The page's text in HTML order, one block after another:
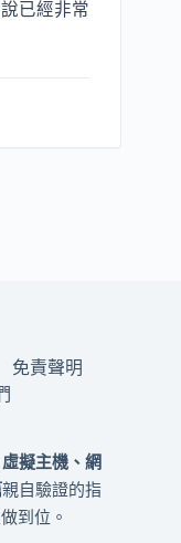
已經非常
免責聲明
擬主機、網
親自驗證的指
到位。